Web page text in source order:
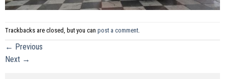
Trackbacks are closed, but you can post a comment
← Previous
Next →